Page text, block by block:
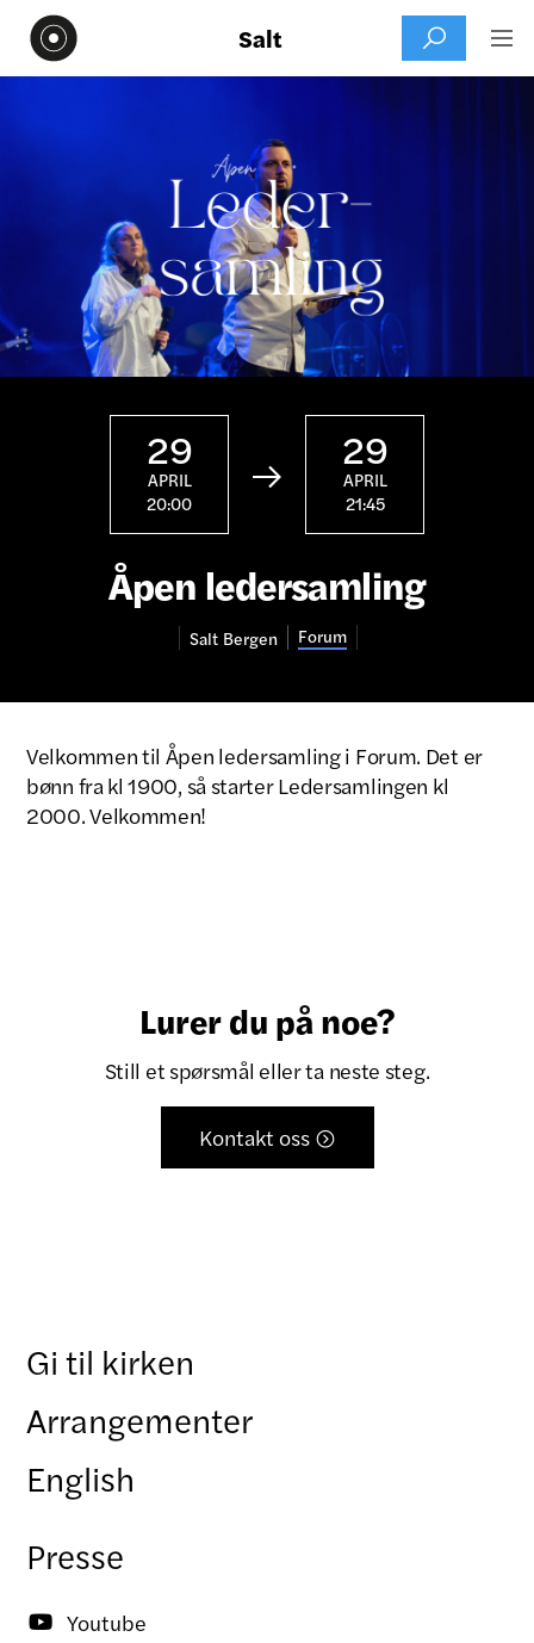
Salt  
29
APRIL
20:00

29
APRIL
21:45
Åpen ledersamling
Salt Bergen Forum
Velkommen til Åpen ledersamling i Forum. Det er
bønn fra kl 1900, så starter Ledersamlingen kl
2000. Velkommen!
Lurer du på noe?
Still et spørsmål eller ta neste steg.
Kontakt oss 
Gi til kirken
Arrangementer
English
Presse
 Youtube